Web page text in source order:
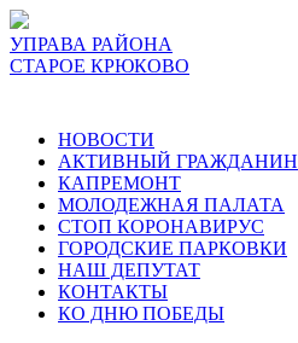
УПРАВА РАЙОНА
СТАРОЕ КРЮКОВО
НОВОСТИ
АКТИВНЫЙ ГРАЖДАНИН
КАПРЕМОНТ
МОЛОДЕЖНАЯ ПАЛАТА
СТОП КОРОНАВИРУС
ГОРОДСКИЕ ПАРКОВКИ
НАШ ДЕПУТАТ
КОНТАКТЫ
КО ДНЮ ПОБЕДЫ